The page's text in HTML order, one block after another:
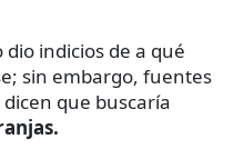
indicios de a qué
sin embargo, fuentes
dicen que buscaría